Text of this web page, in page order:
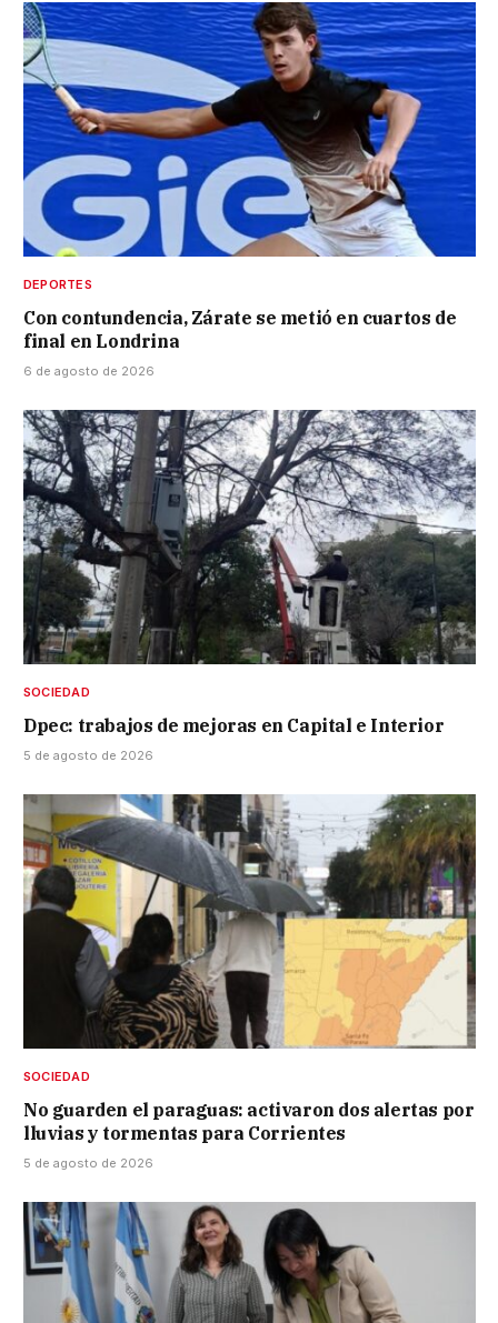
DEPORTES
Con contundencia, Zárate se metió en cuartos de
final en Londrina
6 de agosto de 2026
SOCIEDAD
Dpec: trabajos de mejoras en Capital e Interior
5 de agosto de 2026
SOCIEDAD
No guarden el paraguas: activaron dos alertas por
lluvias y tormentas para Corrientes
5 de agosto de 2026